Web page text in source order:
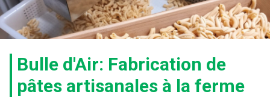
Bulle d'Air: Fabrication de
pâtes artisanales à la ferme